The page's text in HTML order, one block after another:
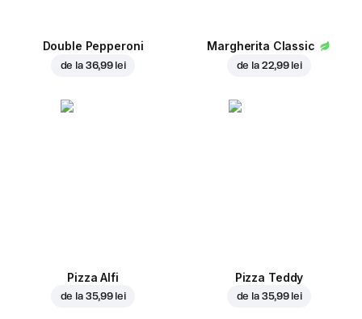
Double Pepperoni
de la 36,99 lei
Margherita Classic
de la 22,99 lei
Pizza Alfi
de la 35,99 lei
Pizza Teddy
de la 35,99 lei